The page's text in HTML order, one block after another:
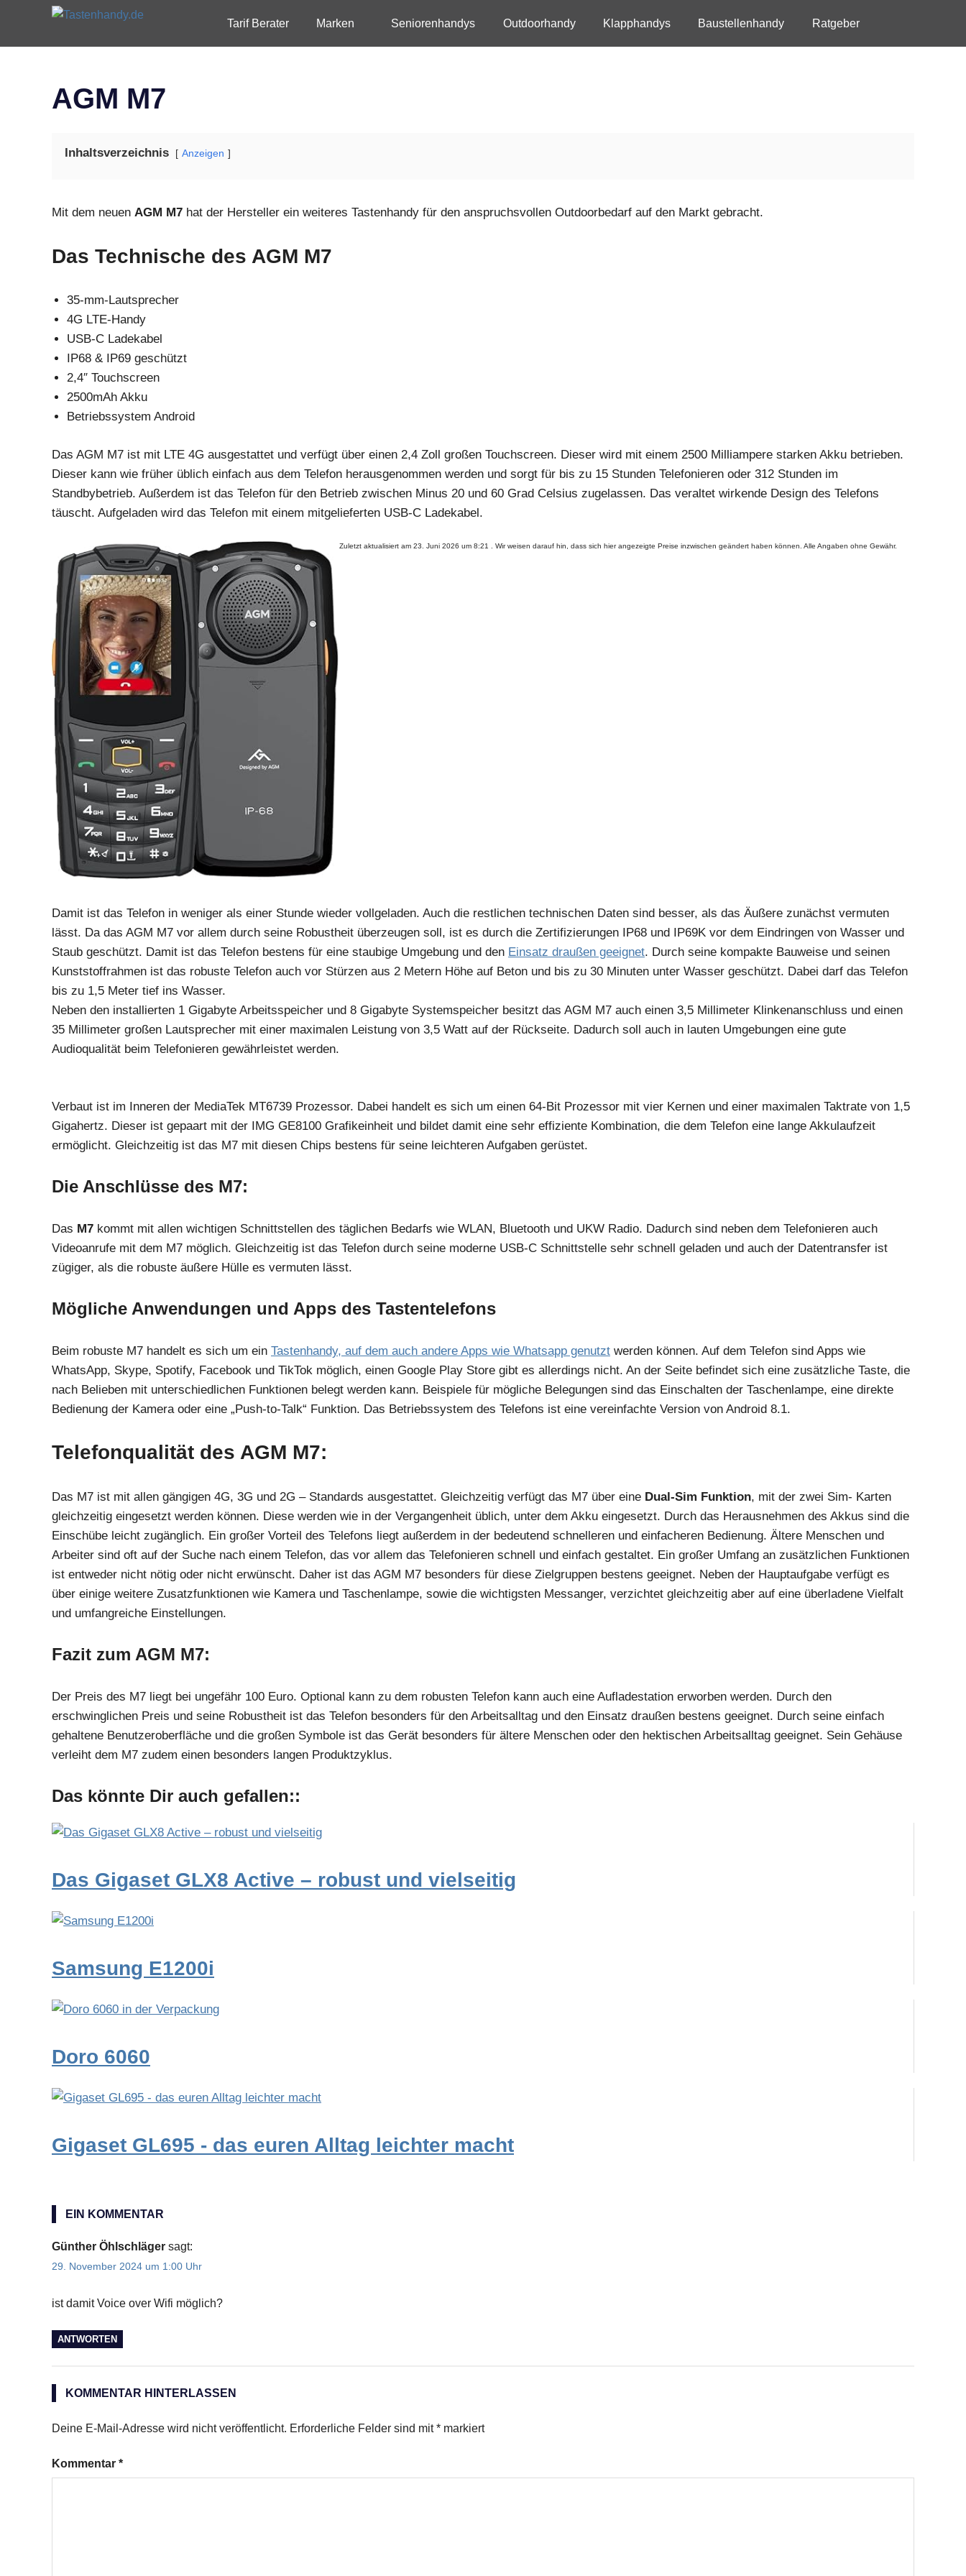
springen
Tastenhandy.de
und
Tarif Berater Marken Seniorenhandys Outdoorhandy Klapphandys Baustellenhandy Ratgeber
AGM M7
Inhaltsverzeichnis Anzeigen
Mit dem neuen AGM M7 hat der Hersteller ein weiteres Tastenhandy für den anspruchsvollen Outdoorbedarf auf den Markt gebracht.
Das Technische des AGM M7
35-mm-Lautsprecher
4G LTE-Handy
USB-C Ladekabel
IP68 & IP69 geschützt
2,4″ Touchscreen
2500mAh Akku
Betriebssystem Android
Das AGM M7 ist mit LTE 4G ausgestattet und verfügt über einen 2,4 Zoll großen Touchscreen. Dieser wird mit einem 2500 Milliampere starken Akku betrieben.
Dieser kann wie früher üblich einfach aus dem Telefon herausgenommen werden und sorgt für bis zu 15 Stunden Telefonieren oder 312 Stunden im
Standbybetrieb. Außerdem ist das Telefon für den Betrieb zwischen Minus 20 und 60 Grad Celsius zugelassen. Das veraltet wirkende Design des Telefons
täuscht. Aufgeladen wird das Telefon mit einem mitgelieferten USB-C Ladekabel.
Zuletzt aktualisiert am 23. Juni 2026 um 8:21 . Wir weisen darauf hin, dass sich hier angezeigte Preise inzwischen geändert haben können. Alle Angaben ohne Gewähr.
Damit ist das Telefon in weniger als einer Stunde wieder vollgeladen. Auch die restlichen technischen Daten sind besser, als das Äußere zunächst vermuten
lässt. Da das AGM M7 vor allem durch seine Robustheit überzeugen soll, ist es durch die Zertifizierungen IP68 und IP69K vor dem Eindringen von Wasser und
Staub geschützt. Damit ist das Telefon bestens für eine staubige Umgebung und den Einsatz draußen geeignet. Durch seine kompakte Bauweise und seinen
Kunststoffrahmen ist das robuste Telefon auch vor Stürzen aus 2 Metern Höhe auf Beton und bis zu 30 Minuten unter Wasser geschützt. Dabei darf das Telefon
bis zu 1,5 Meter tief ins Wasser.
Neben den installierten 1 Gigabyte Arbeitsspeicher und 8 Gigabyte Systemspeicher besitzt das AGM M7 auch einen 3,5 Millimeter Klinkenanschluss und einen
35 Millimeter großen Lautsprecher mit einer maximalen Leistung von 3,5 Watt auf der Rückseite. Dadurch soll auch in lauten Umgebungen eine gute
Audioqualität beim Telefonieren gewährleistet werden.
Verbaut ist im Inneren der MediaTek MT6739 Prozessor. Dabei handelt es sich um einen 64-Bit Prozessor mit vier Kernen und einer maximalen Taktrate von 1,5
Gigahertz. Dieser ist gepaart mit der IMG GE8100 Grafikeinheit und bildet damit eine sehr effiziente Kombination, die dem Telefon eine lange Akkulaufzeit
ermöglicht. Gleichzeitig ist das M7 mit diesen Chips bestens für seine leichteren Aufgaben gerüstet.
Die Anschlüsse des M7:
Das M7 kommt mit allen wichtigen Schnittstellen des täglichen Bedarfs wie WLAN, Bluetooth und UKW Radio. Dadurch sind neben dem Telefonieren auch
Videoanrufe mit dem M7 möglich. Gleichzeitig ist das Telefon durch seine moderne USB-C Schnittstelle sehr schnell geladen und auch der Datentransfer ist
zügiger, als die robuste äußere Hülle es vermuten lässt.
Mögliche Anwendungen und Apps des Tastentelefons
Beim robuste M7 handelt es sich um ein Tastenhandy, auf dem auch andere Apps wie Whatsapp genutzt werden können. Auf dem Telefon sind Apps wie
WhatsApp, Skype, Spotify, Facebook und TikTok möglich, einen Google Play Store gibt es allerdings nicht. An der Seite befindet sich eine zusätzliche Taste, die
nach Belieben mit unterschiedlichen Funktionen belegt werden kann. Beispiele für mögliche Belegungen sind das Einschalten der Taschenlampe, eine direkte
Bedienung der Kamera oder eine „Push-to-Talk“ Funktion. Das Betriebssystem des Telefons ist eine vereinfachte Version von Android 8.1.
Telefonqualität des AGM M7:
Das M7 ist mit allen gängigen 4G, 3G und 2G – Standards ausgestattet. Gleichzeitig verfügt das M7 über eine Dual-Sim Funktion, mit der zwei Sim- Karten
gleichzeitig eingesetzt werden können. Diese werden wie in der Vergangenheit üblich, unter dem Akku eingesetzt. Durch das Herausnehmen des Akkus sind die
Einschübe leicht zugänglich. Ein großer Vorteil des Telefons liegt außerdem in der bedeutend schnelleren und einfacheren Bedienung. Ältere Menschen und
Arbeiter sind oft auf der Suche nach einem Telefon, das vor allem das Telefonieren schnell und einfach gestaltet. Ein großer Umfang an zusätzlichen Funktionen
ist entweder nicht nötig oder nicht erwünscht. Daher ist das AGM M7 besonders für diese Zielgruppen bestens geeignet. Neben der Hauptaufgabe verfügt es
über einige weitere Zusatzfunktionen wie Kamera und Taschenlampe, sowie die wichtigsten Messanger, verzichtet gleichzeitig aber auf eine überladene Vielfalt
und umfangreiche Einstellungen.
Fazit zum AGM M7:
Der Preis des M7 liegt bei ungefähr 100 Euro. Optional kann zu dem robusten Telefon kann auch eine Aufladestation erworben werden. Durch den
erschwinglichen Preis und seine Robustheit ist das Telefon besonders für den Arbeitsalltag und den Einsatz draußen bestens geeignet. Durch seine einfach
gehaltene Benutzeroberfläche und die großen Symbole ist das Gerät besonders für ältere Menschen oder den hektischen Arbeitsalltag geeignet. Sein Gehäuse
verleiht dem M7 zudem einen besonders langen Produktzyklus.
Das könnte Dir auch gefallen::
Das Gigaset GLX8 Active – robust und vielseitig
Samsung E1200i
Doro 6060
Gigaset GL695 - das euren Alltag leichter macht
EIN KOMMENTAR
Günther Öhlschläger sagt:
29. November 2024 um 1:00 Uhr
ist damit Voice over Wifi möglich?
ANTWORTEN
KOMMENTAR HINTERLASSEN
Deine E-Mail-Adresse wird nicht veröffentlicht. Erforderliche Felder sind mit* markiert
Kommentar *